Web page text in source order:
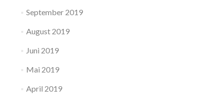
September 2019
August 2019
Juni 2019
Mai 2019
April 2019